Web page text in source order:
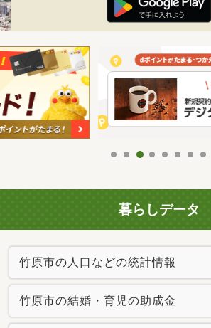
暮らしデータ
竹原市の人口などの統計情報
竹原市の結婚・育児の助成金